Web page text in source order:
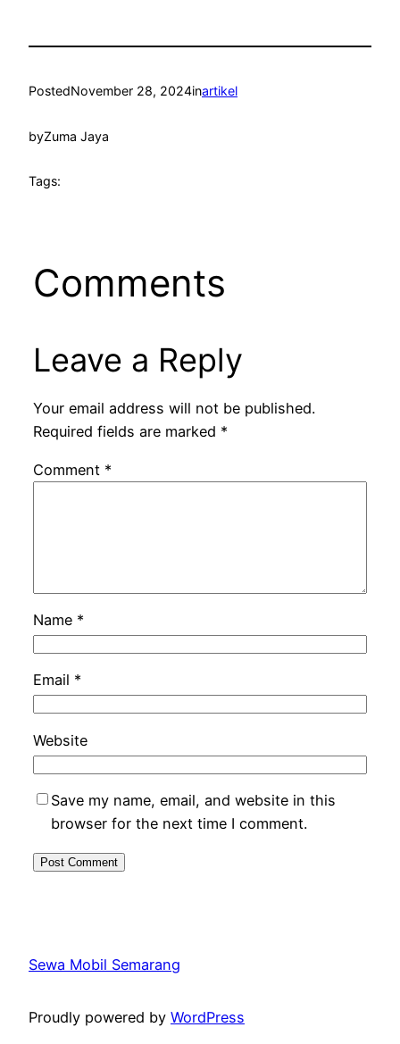
PostedNovember 28, 2024inartikel
byZuma Jaya
Tags:
Comments
Leave a Reply
Your email address will not be published.
Required fields are marked *
Comment *
Name *
Email *
Website
Save my name, email, and website in this
browser for the next time I comment.
Sewa Mobil Semarang
Proudly powered by WordPress